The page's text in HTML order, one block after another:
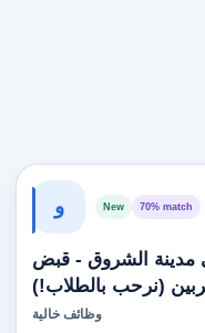
و New 70% match
مدينة الشروق - قبض
(نرحب بالطلاب!)
وظائف خالية